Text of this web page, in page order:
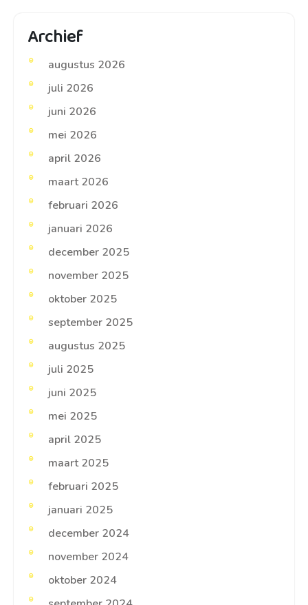
Archief
augustus 2026
juli 2026
juni 2026
mei 2026
april 2026
maart 2026
februari 2026
januari 2026
december 2025
november 2025
oktober 2025
september 2025
augustus 2025
juli 2025
juni 2025
mei 2025
april 2025
maart 2025
februari 2025
januari 2025
december 2024
november 2024
oktober 2024